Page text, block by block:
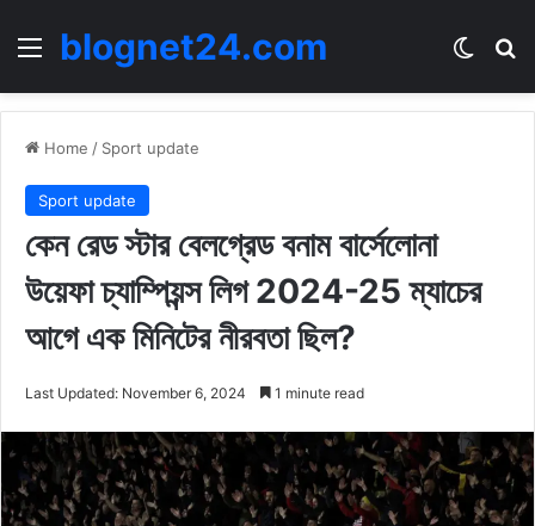
Menublognet24.com
Home / Sport update
Sport update
কেন রেড স্টার বেলগ্রেড বনাম বার্সেলোনা
উয়েফা চ্যাম্পিয়ন্স লিগ 2024-25 ম্যাচের
আগে এক মিনিটের নীরবতা ছিল?
Last Updated: November 6, 2024 1 minute read